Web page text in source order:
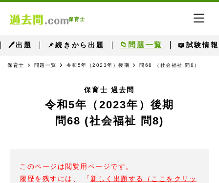
保育士
🖊出題 📌続きから出題 📁問題一覧 📖試験情報
保育士 問題一覧 令和5年（2023年）後期 問68 （社会福祉 問8）
保育士 過去問
令和5年（2023年）後期
問68 (社会福祉 問8)
このページは閲覧用ページです。
履歴を残すには、 「 新しく出題する（ここをクリッ